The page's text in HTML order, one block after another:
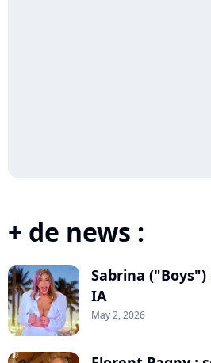
+ de news :
Sabrina
IA
May 2, 2026